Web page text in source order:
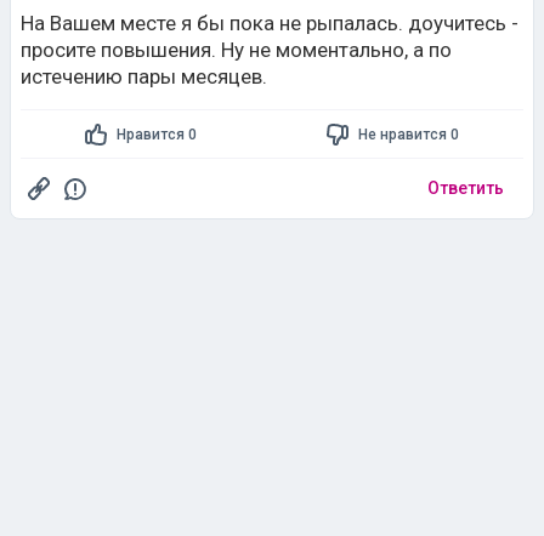
На Вашем месте я бы пока не рыпалась. доучитесь -
просите повышения. Ну не моментально, а по
истечению пары месяцев.
Нравится 0 Не нравится 0
Ответить